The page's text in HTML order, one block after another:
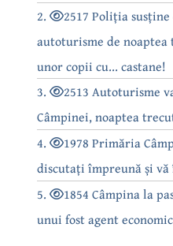
2.
2517 Poliția
autoturisme de noaptea
unor copii cu... castane!
3.
2513 Autoturisme
Câmpinei, noaptea
4.
1978 Primăria
discutați împreună și
5.
1854 Câmpina la
unui fost agent economic